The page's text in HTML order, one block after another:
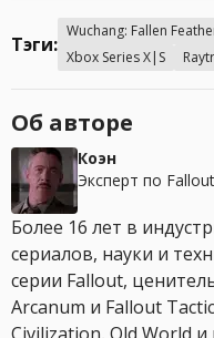
Тэги:
Wuchang: Fallen
Xbox Series X|S
Об авторе
Коэн
Эксперт по Fallout
Более 16 лет в
сериалов, науки и
серии Fallout,
Arcanum и Fallout